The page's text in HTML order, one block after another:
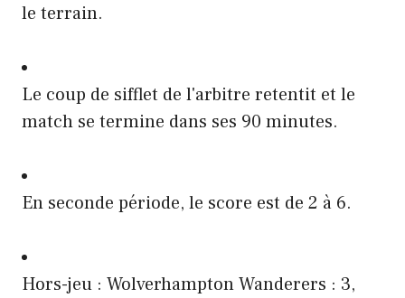
le terrain.
Le coup de sifflet de l'arbitre retentit et le
match se termine dans ses 90 minutes.
En seconde période, le score est de 2 à 6.
Hors-jeu : Wolverhampton Wanderers : 3,